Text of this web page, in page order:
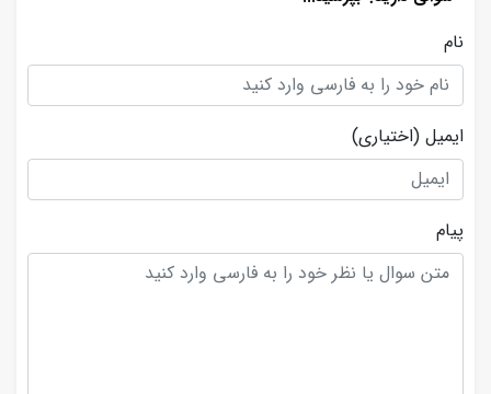
نام
ایمیل (اختیاری)
پیام